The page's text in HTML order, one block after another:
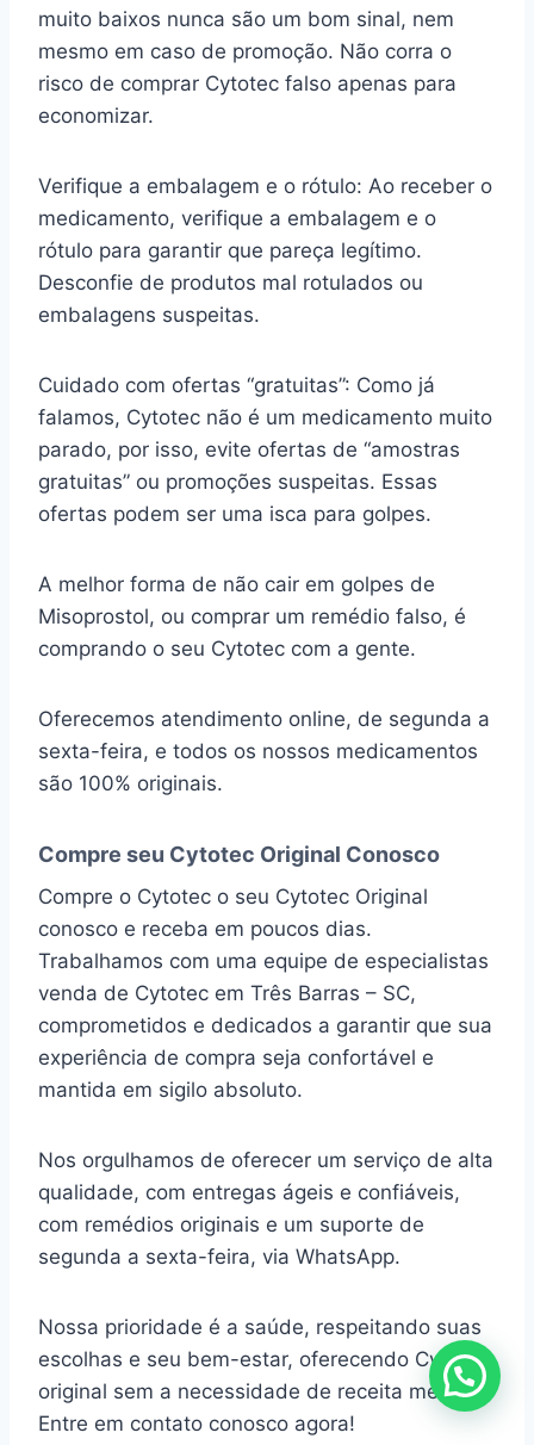
muito baixos nunca são um bom sinal, nem
mesmo em caso de promoção. Não corra o
risco de comprar Cytotec falso apenas para
economizar.
Verifique a embalagem e o rótulo: Ao receber o
medicamento, verifique a embalagem e o
rótulo para garantir que pareça legítimo.
Desconfie de produtos mal rotulados ou
embalagens suspeitas.
Cuidado com ofertas “gratuitas”: Como já
falamos, Cytotec não é um medicamento muito
parado, por isso, evite ofertas de “amostras
gratuitas” ou promoções suspeitas. Essas
ofertas podem ser uma isca para golpes.
A melhor forma de não cair em golpes de
Misoprostol, ou comprar um remédio falso, é
comprando o seu Cytotec com a gente.
Oferecemos atendimento online, de segunda a
sexta-feira, e todos os nossos medicamentos
são 100% originais.
Compre seu Cytotec Original Conosco
Compre o Cytotec o seu Cytotec Original
conosco e receba em poucos dias.
Trabalhamos com uma equipe de especialistas
venda de Cytotec em Três Barras – SC,
comprometidos e dedicados a garantir que sua
experiência de compra seja confortável e
mantida em sigilo absoluto.
Nos orgulhamos de oferecer um serviço de alta
qualidade, com entregas ágeis e confiáveis,
com remédios originais e um suporte de
segunda a sexta-feira, via WhatsApp.
Nossa prioridade é a saúde, respeitando suas
escolhas e seu bem-estar, oferecendo Cytotec
original sem a necessidade de receita médica.
Entre em contato conosco agora!